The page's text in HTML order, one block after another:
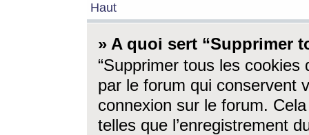
Haut
» A quoi sert “Supprimer
“Supprimer tous les cookies
par le forum qui conservent
connexion sur le forum.
telles que l’enregistrement